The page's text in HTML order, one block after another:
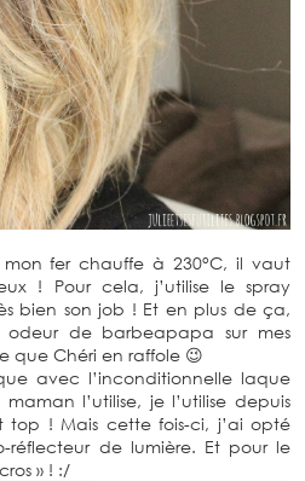
fer chauffe à 230°C, il vaut
! Pour cela, j’utilise le spray
bien son job ! Et en plus de ça,
de barbeapapa sur mes
que Chéri en raffole 😉
avec l’inconditionnelle laque
l’utilise, je l’utilise depuis
top ! Mais cette fois-ci, j’ai opté
de lumière. Et pour le
» ! :/